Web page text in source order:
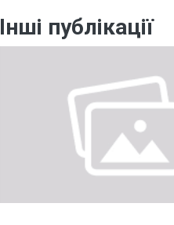
Інші публікації